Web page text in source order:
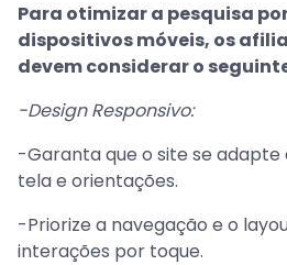
Para otimizar a pesquisa
dispositivos móveis, os
devem considerar o
-Design Responsivo:
-Garanta que o site se adapte
tela e orientações.
-Priorize a navegação e o
interações por toque.